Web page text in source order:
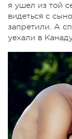
я ушел из той
видеться с
запретили. А
уехали в